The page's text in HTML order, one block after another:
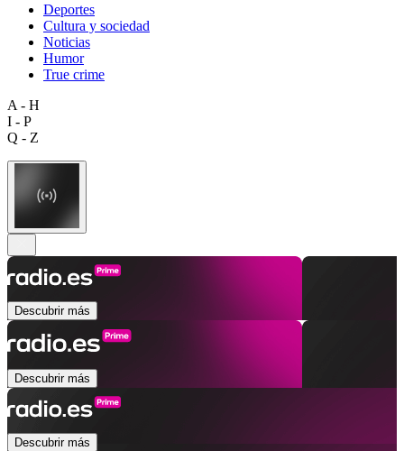
Deportes
Cultura y sociedad
Noticias
Humor
True crime
A - H
I - P
Q - Z
Descubrir más
Descubrir más
Descubrir más